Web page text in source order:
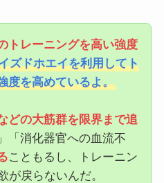
トレーニングを高い強度
ズドホエイを利用してト
度を高めているよ。
どの大筋群を限界まで追
「消化器官への血流不
こともるし、トレーニン
が戻らないんだ。